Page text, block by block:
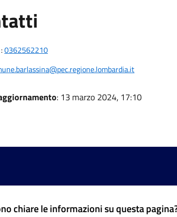
:0362562210
: 13 marzo 2024, 17:10
chiare le informazioni su questa